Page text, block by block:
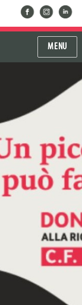
facebookinstragram
linkedin
MENU